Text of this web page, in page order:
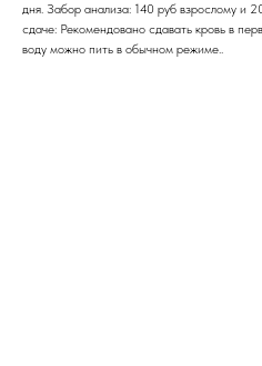
дня. Забор анализа: 140 руб взрослому и
сдаче: Рекомендовано сдавать кровь в
воду можно пить в обычном режиме..